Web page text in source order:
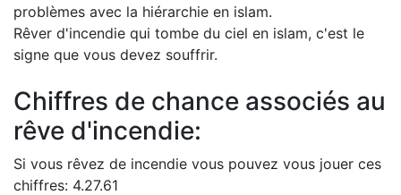
problèmes avec la hiérarchie en islam.
Rêver d'incendie qui tombe du ciel en islam, c'est le
signe que vous devez souffrir.
Chiffres de chance associés au
rêve d'incendie:
Si vous rêvez de incendie vous pouvez vous jouer ces
chiffres: 4.27.61